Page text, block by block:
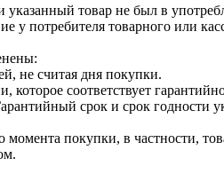
указанный товар не был в
у потребителя товарного или
не считая дня покупки.
соответствует
срок и срок
покупки, в частности,